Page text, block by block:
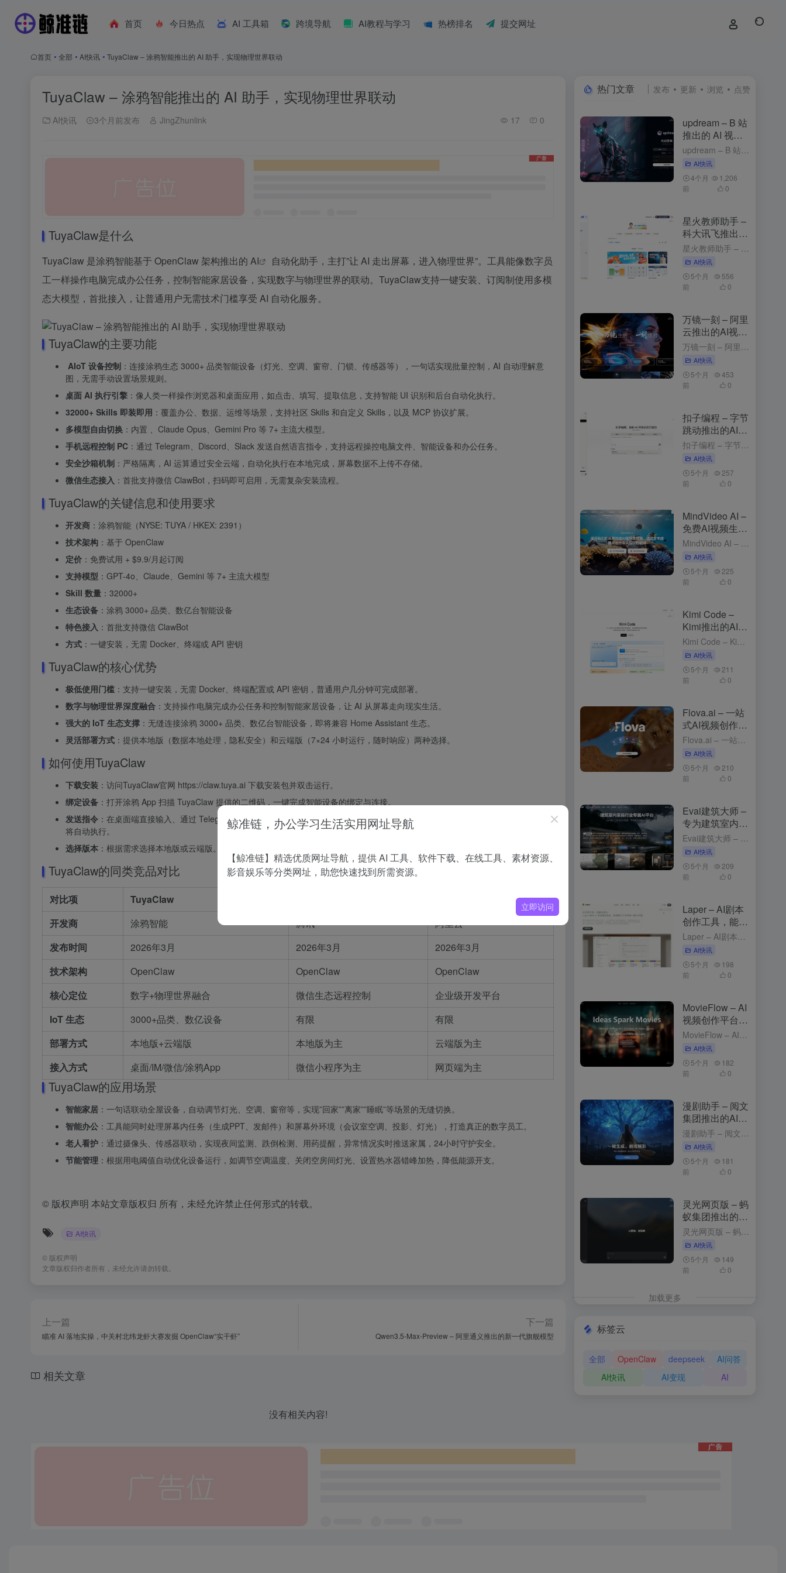
首页 今日热点 AI 工具箱 跨境导航 AI教程与学习 热榜排名 提交网址
首页 • 全部 • AI快讯 • TuyaClaw – 涂鸦智能推出的 AI 助手，实现物理世界联动
TuyaClaw – 涂鸦智能推出的 AI 助手，实现物理世界联动
AI快讯 3个月前发布 JingZhunlink 17 0
TuyaClaw是什么
TuyaClaw 是涂鸦智能基于 OpenClaw 架构推出的 AI
自动化助手，主打”让 AI 走出屏幕，进入物理世界”。工具能像数字员
工一样操作电脑完成办公任务，控制智能家居设备，实现数字与物理世界的联动。TuyaClaw支持一键安装、订阅制使用多模
态大模型，首批接入，让普通用户无需技术门槛享受 AI 自动化服务。
TuyaClaw的主要功能
AIoT 设备控制 ：连接涂鸦生态 3000+ 品类智能设备（灯光、空调、窗帘、门锁、传感器等），一句话实现批量控制，AI 自动理解意
图，无需手动设置场景规则。
桌面 AI 执行引擎 ：像人类一样操作浏览器和桌面应用，如点击、填写、提取信息，支持智能 UI 识别和后台自动化执行。
32000+ Skills 即装即用 ：覆盖办公、数据、运维等场景，支持社区 Skills 和自定义 Skills，以及 MCP 协议扩展。
多模型自由切换 ：内置 、Claude Opus、Gemini Pro 等 7+ 主流大模型。
手机远程控制 PC ：通过 Telegram、Discord、Slack 发送自然语言指令，支持远程操控电脑文件、智能设备和办公任务。
安全沙箱机制 ：严格隔离，AI 运算通过安全云端，自动化执行在本地完成，屏幕数据不上传不存储。
微信生态接入 ：首批支持微信 ClawBot，扫码即可启用，无需复杂安装流程。
TuyaClaw的关键信息和使用要求
开发商 ：涂鸦智能（NYSE: TUYA / HKEX: 2391）
技术架构 ：基于 OpenClaw
定价 ：免费试用 + $9.9/月起订阅
支持模型 ：GPT-4o、Claude、Gemini 等 7+ 主流大模型
Skill 数量 ：32000+
生态设备 ：涂鸦 3000+ 品类、数亿台智能设备
特色接入 ：首批支持微信 ClawBot
方式 ：一键安装，无需 Docker、终端或 API 密钥
TuyaClaw的核心优势
极低使用门槛 ：支持一键安装，无需 Docker、终端配置或 API 密钥，普通用户几分钟可完成部署。
数字与物理世界深度融合 ：支持操作电脑完成办公任务和控制智能家居设备，让 AI 从屏幕走向现实生活。
强大的 IoT 生态支撑 ：无缝连接涂鸦 3000+ 品类、数亿台智能设备，即将兼容 Home Assistant 生态。
灵活部署方式 ：提供本地版（数据本地处理，隐私安全）和云端版（7×24 小时运行，随时响应）两种选择。
如何使用TuyaClaw
下载安装 ：访问TuyaClaw官网 https://claw.tuya.ai 下载安装包并双击运行。
绑定设备 ：打开涂鸦 App 扫描 TuyaClaw 提供的二维码，一键完成智能设备的绑定与连接。
发送指令 ：在桌面端直接输入、通过 Telegram/Discord/Slack 远程发送、或在微信内使用 ClawBot 插件发送自然语言指令，TuyaClaw
将自动执行。
选择版本 ：根据需求选择本地版或云端版。
TuyaClaw的同类竞品对比
对比项 TuyaClaw
开发商
涂鸦智能 腾讯
阿里云
发布时间
2026年3月 2026年3月
2026年3月
技术架构
OpenClaw OpenClaw
OpenClaw
核心定位
数字+物理世界融合 微信生态远程控制
企业级开发平台
IoT 生态
3000+品类、数亿设备 有限
有限
部署方式
本地版+云端版 本地版为主
云端版为主
接入方式
桌面/IM/微信/涂鸦App 微信小程序为主 网页端为主
TuyaClaw的应用场景
智能家居 ：一句话联动全屋设备，自动调节灯光、空调、窗帘等，实现”回家””离家””睡眠”等场景的无缝切换。
智能办公 ：工具能同时处理屏幕内任务（生成PPT、发邮件）和屏幕外环境（会议室空调、投影、灯光），打造真正的数字员工。
老人看护 ：通过摄像头、传感器联动，实现夜间监测、跌倒检测、用药提醒，异常情况实时推送家属，24小时守护安全。
节能管理 ：根据用电阈值自动优化设备运行，如调节空调温度、关闭空房间灯光、设置热水器错峰加热，降低能源开支。
© 版权声明 本站文章版权归 所有，未经允许禁止任何形式的转载。
AI快讯
© 版权声明
文章版权归作者所有，未经允许请勿转载。
上一篇
瞄准 AI 落地实操，中关村北纬龙虾大赛发掘 OpenClaw“实干虾”
下一篇
Qwen3.5-Max-Preview – 阿里通义推出的新一代旗舰模型
相关文章
没有相关内容!
热门文章 发布 更新 浏览 点赞
updream – B 站
推出的 AI 视频
创作助手
updream – B 站推出的 AI 视频创作助手 1周前发布 updream是什么 updream是B站官方推出的专业级AI视频创作助手，专为资深UP主打造。核心功能包括AI智能Agent、个性化...
AI快讯
4个月
前
1,206
0
星火教师助手 –
科大讯飞推出的
AI备课工具
星火教师助手 – 科大讯飞推出的AI备课工具 2个月前发布 星火教师助手是什么 星火教师助手是科大讯飞基于星火认知大模型推出的AI备课工具，能简化教师的备课流程，提升教学效率，为教师提供个性化的教学资...
AI快讯
5个月
前
556
0
万镜一刻 – 阿里
云推出的AI视频
创作工具
万镜一刻 – 阿里云推出的AI视频创作工具 4周前发布 万镜一刻是什么 万镜一刻是阿里云推出的，以”万镜生辉·一刻成片”为核心理念，为不同需求的创作者提供从内容解析到故事板生成的一站式解决方案。产品目...
AI快讯
5个月
前
453
0
扣子编程 – 字节
跳动推出的AI应
用开发平台
扣子编程 – 字节跳动推出的AI应用开发平台 3个月前发布 扣子编程是什么 扣子编程是字节跳动推出的，通过自然语言描述需求，快速生成智能体、工作流和网页应用。平台提供开箱即用的云端开发环境，无需安装工...
AI快讯
5个月
前
257
0
MindVideo AI –
免费AI视频生成
工具，支持图、
文生视频
MindVideo AI – 免费AI视频生成工具，支持图、文生视频 4个月前发布 MindVideo AI是什么 MindVideo AI 是先进的免费在线 ，支持和功能。用户只需输入文字描述或上传...
AI快讯
5个月
前
225
0
Kimi Code –
Kimi推出的AI编
程工具
Kimi Code – Kimi推出的AI编程工具 2个月前发布 Kimi Code是什么 Kimi Code 是 Kimi推出的，可在终端（CLI）、VS Code 、 、JetBrains 和 Z...
AI快讯
5个月
前
211
0
Flova.ai – 一站
式AI视频创作平
台，对话式创作Flova.ai – 一站式AI视频创作平台，对话式创作 5个月前发布 Flova.ai是什么 Flova.ai 是创新的 ，通过自然对话的方式，将用户的创意转化为完整的视频作品。用户只需输入一个核心...
AI快讯
5个月
前
210
0
Evai建筑大师 –
专为建筑室内行
业的云端AI创作
平台
Evai建筑大师 – 专为建筑室内行业的云端AI创作平台 2个月前更新 Evai建筑大师是什么 Evai 建筑大师（OpenEvai）是专为建筑师、室内设计师和景观规划师打造的云端 AI 创作平台。通...
AI快讯
5个月
前
209
0
Laper – AI剧本
创作工具，能实
时预测台词与动
作
Laper – AI剧本创作工具，能实时预测台词与动作 3个月前更新 Laper是什么 Laper 是 AI 剧本创作工具，能为编剧提供精细化的创作平台。Laper支持多种剧本类型，如电影长片、短片和...
AI快讯
5个月
前
198
0
MovieFlow – AI
视频创作平台，
文本描述生成完
整视频
MovieFlow – AI视频创作平台，文本描述生成完整视频 3个月前发布 MovieFlow是什么 MovieFlow 是，能将用户的一句话、一个想法或一个完整剧本快速转化为几分钟到上百分钟的影片...
AI快讯
5个月
前
182
0
漫剧助手 – 阅文
集团推出的AI漫
剧创作平台
漫剧助手 – 阅文集团推出的AI漫剧创作平台 3周前发布 漫剧助手是什么 漫剧助手是阅文集团推出的AI漫剧创作平台，专为网文改编漫剧打造的一站式解决方案。平台整合10万+部阅文精品IP资源，支持从小说...
AI快讯
5个月
前
181
0
灵光网页版 – 蚂
蚁集团推出的AI
助手与应用生成
平台
灵光网页版 – 蚂蚁集团推出的AI助手与应用生成平台 3个月前更新 灵光网页版是什么 网页版是智能对话与应用生成平台，以简洁的界面和强大的功能为用户带来高效便捷的体验。用户登录后，可以通过与灵光对话...
AI快讯
5个月
前
149
0
加载更多
标签云
全部 OpenClaw deepseek
AI问答
AI快讯
AI变现 AI
鲸准链，办公学习生活实用网址导航
【鲸准链】精选优质网址导航，提供 AI 工具、软件下载、在线工具、素材资源、
影音娱乐等分类网址，助您快速找到所需资源。
立即访问